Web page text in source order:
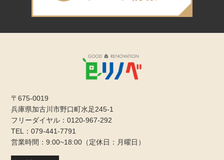
〒675-0019
兵庫県加古川市野口町水足245-1
フリーダイヤル：0120-967-292
TEL：079-441-7791
営業時間：9:00~18:00（定休日：月曜日）